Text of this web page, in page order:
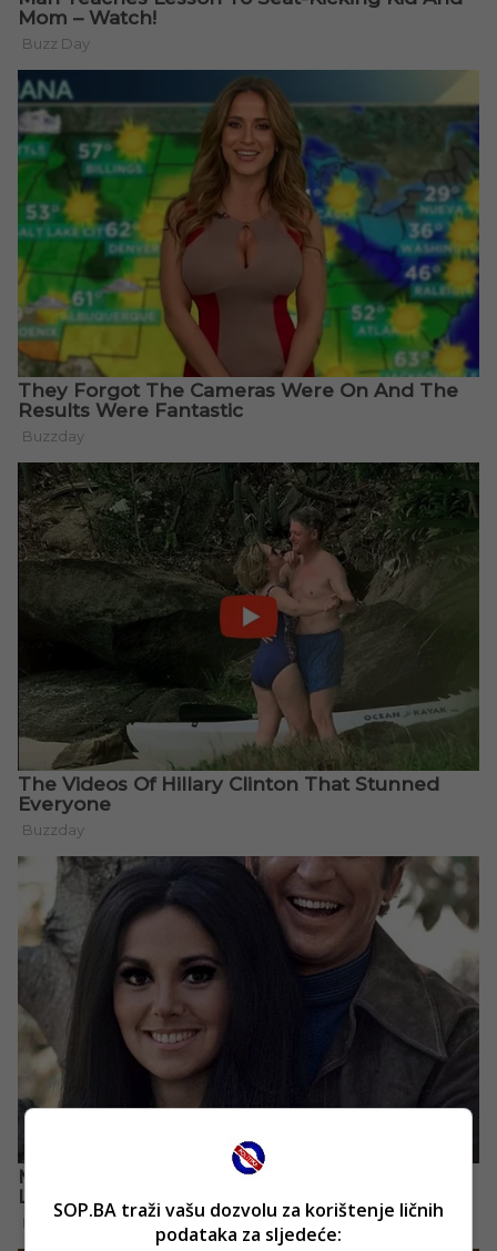
SOP.BA traži vašu dozvolu za korištenje ličnih
podataka za sljedeće: